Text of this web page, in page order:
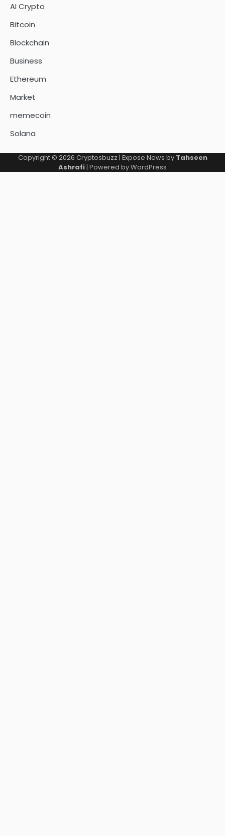
AI Crypto
Bitcoin
Blockchain
Business
Ethereum
Market
memecoin
Solana
Copyright © 2026 Cryptosbuzz | Expose News by Tahseen
Ashrafi| Powered byWordPress